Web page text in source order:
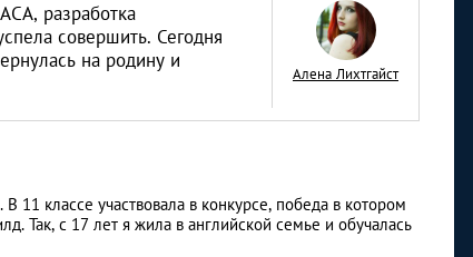
разработка
совершить. Сегодня
на родину и
Алена Лихтгайст
классе участвовала в конкурсе, победа в котором
Так, с 17 лет я жила в английской семье и обучалась
Казахстана, известные во
всем мире
LIFESTYLE